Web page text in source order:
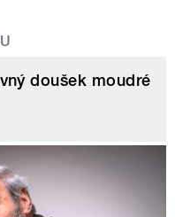
doušek moudré